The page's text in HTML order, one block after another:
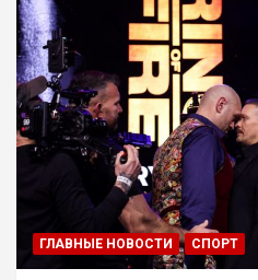
ГЛАВНЫЕ НОВОСТИ СПОРТ